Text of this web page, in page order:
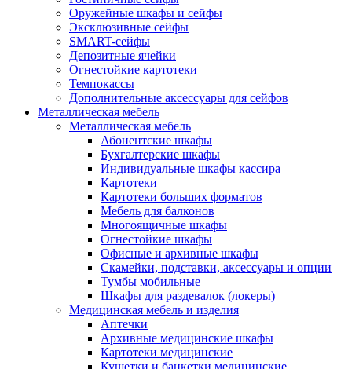
Оружейные шкафы и сейфы
Эксклюзивные сейфы
SMART-сейфы
Депозитные ячейки
Огнестойкие картотеки
Темпокассы
Дополнительные аксессуары для сейфов
Металлическая мебель
Металлическая мебель
Абонентские шкафы
Бухгалтерские шкафы
Индивидуальные шкафы кассира
Картотеки
Картотеки больших форматов
Мебель для балконов
Многоящичные шкафы
Огнестойкие шкафы
Офисные и архивные шкафы
Скамейки, подставки, аксессуары и опции
Тумбы мобильные
Шкафы для раздевалок (локеры)
Медицинская мебель и изделия
Аптечки
Архивные медицинские шкафы
Картотеки медицинские
Кушетки и банкетки медицинские